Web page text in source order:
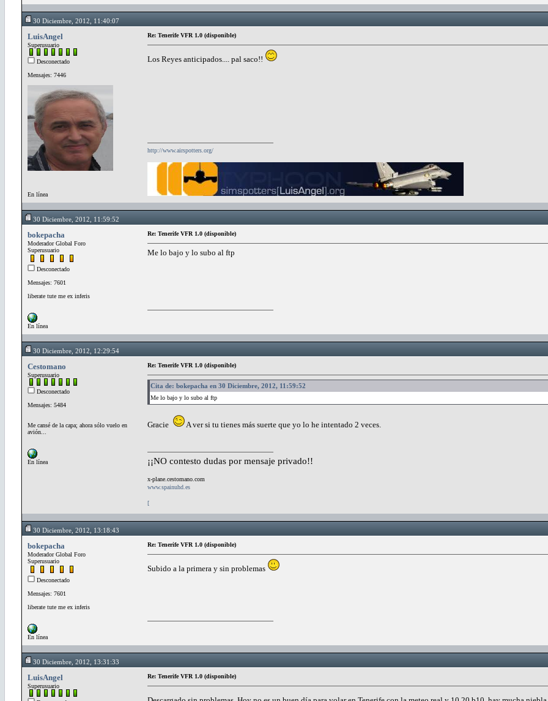
30 Diciembre, 2012, 11:40:07
LuisAngel
Superusuario
Desconectado
Mensajes: 7446
En línea
Re: Tenerife VFR 1.0 (disponible)
Los Reyes anticipados.... pal saco!!
http://www.airspotters.org/
30 Diciembre, 2012, 11:59:52
bokepacha
Moderador Global Foro
Superusuario
Desconectado
Mensajes: 7601
liberate tute me ex inferis
En línea
Re: Tenerife VFR 1.0 (disponible)
Me lo bajo y lo subo al ftp
30 Diciembre, 2012, 12:29:54
Cestomano
Superusuario
Desconectado
Mensajes: 5484
Me cansé de la capa; ahora sólo vuelo en
avión...
En línea
Re: Tenerife VFR 1.0 (disponible)
Cita de: bokepacha en 30 Diciembre, 2012, 11:59:52
Me lo bajo y lo subo al ftp
Gracie A ver si tu tienes más suerte que yo lo he intentado 2 veces.
¡¡NO contesto dudas por mensaje privado!!
x-plane.cestomano.com
www.spainuhd.es
[
30 Diciembre, 2012, 13:18:43
bokepacha
Moderador Global Foro
Superusuario
Desconectado
Mensajes: 7601
liberate tute me ex inferis
En línea
Re: Tenerife VFR 1.0 (disponible)
Subido a la primera y sin problemas
30 Diciembre, 2012, 13:31:33
LuisAngel
Superusuario
Re: Tenerife VFR 1.0 (disponible)